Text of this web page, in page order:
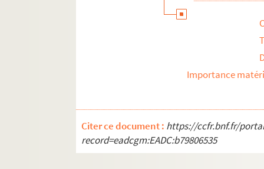
8e arrondissement
11e arrondissement
Importance
Citer ce document : https://ccfr.bnf.fr/
record=eadcgm:EADC:b79806535